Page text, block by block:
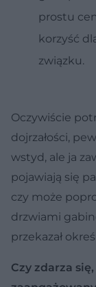
prostu
korzyść
związku.
Oczywiście
dojrzałości,
wstyd, ale ja
pojawiają się
czy może
drzwiami
przekazał
Czy zdarza